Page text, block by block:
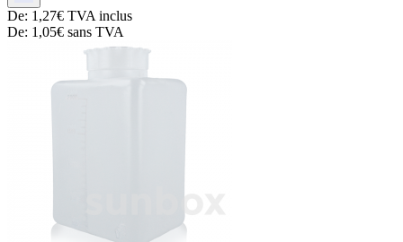
De: 1,27€ TVA inclus
De: 1,05€ sans TVA